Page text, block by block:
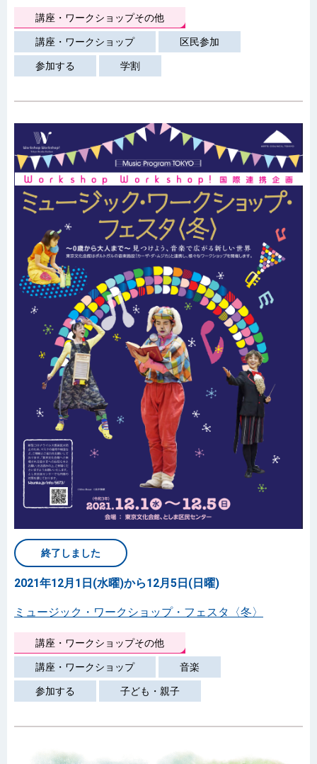
講座・ワークショップその他
講座・ワークショップ 区民参加
参加する 学割
終了しました
2021年12月1日(水曜)から12月5日(日曜)
ミュージック・ワークショップ・フェスタ〈冬〉
講座・ワークショップその他
講座・ワークショップ 音楽
参加する 子ども・親子